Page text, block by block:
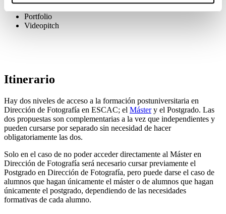
Portfolio
Videopitch
Itinerario
Hay dos niveles de acceso a la formación postuniversitaria en
Dirección de Fotografía en ESCAC; el Mástery el Postgrado. Las
dos propuestas son complementarias a la vez que independientes y
pueden cursarse por separado sin necesidad de hacer
obligatoriamente las dos.
Solo en el caso de no poder acceder directamente al Máster en
Dirección de Fotografía será necesario cursar previamente el
Postgrado en Dirección de Fotografía, pero puede darse el caso de
alumnos que hagan únicamente el máster o de alumnos que hagan
únicamente el postgrado, dependiendo de las necesidades
formativas de cada alumno.